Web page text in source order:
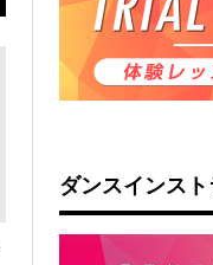
ダンスインスト